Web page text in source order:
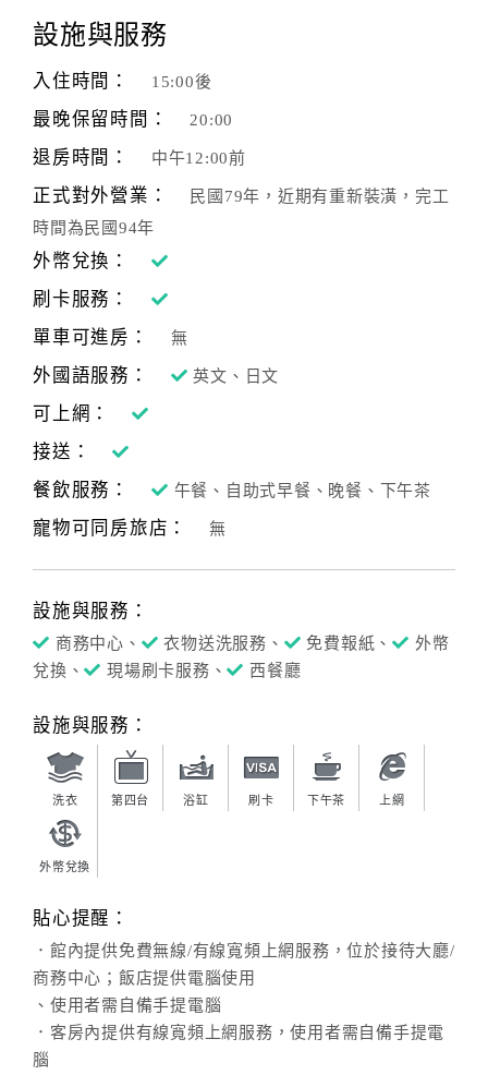
設施與服務
入住時間： 15:00後
最晚保留時間： 20:00
退房時間： 中午12:00前
正式對外營業：
民國79年，近期有重新裝潢，完工
時間為民國94年
外幣兌換：
刷卡服務：
單車可進房：
無
外國語服務： 英文、日文
可上網：
接送：
餐飲服務：
午餐、自助式早餐、晚餐、下午茶
寵物可同房旅店： 無
設施與服務：
商務中心、 衣物送洗服務、 免費報紙、
外幣
兌換、
現場刷卡服務、 西餐廳
設施與服務：
洗衣 第四台 浴缸 刷卡 下午茶 上網
外幣兌換
貼心提醒：
．館內提供免費無線/有線寬頻上網服務，位於接待大廳/
商務中心；飯店提供電腦使用
、使用者需自備手提電腦
．客房內提供有線寬頻上網服務，使用者需自備手提電
腦